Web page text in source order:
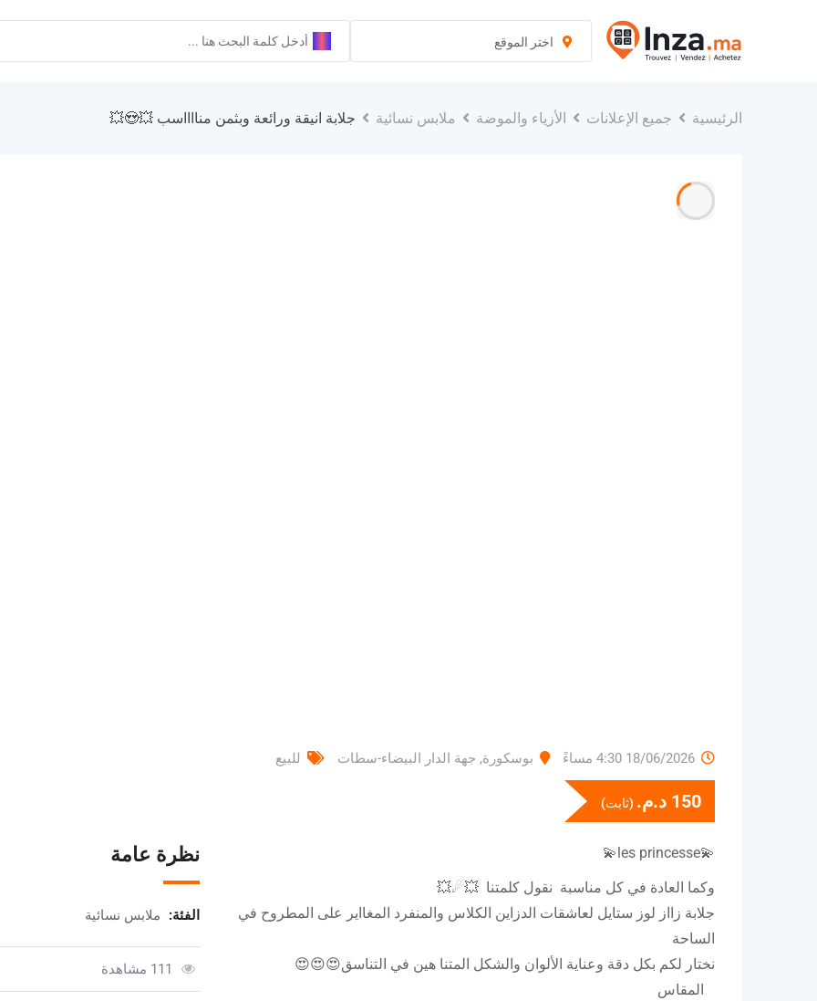
اختر الموقع
الرئيسية جميع الإعلانات الأزياء والموضة ملابس نسائية جلابة انيقة ورائعة وبثمن منااااسب 💥😍💥
18/06/2026 4:30 مساءً بوسكورة, جهة الدار البيضاء-سطات للبيع
150 د.م. (ثابت)
💫les princesse💫
وكما العادة في كل مناسبة نقول كلمتنا 💥☄💥
جلابة زااز لوز ستايل لعاشقات الدزاين الكلاس والمنفرد المغااير على المطروح في
الساحة
نختار لكم بكل دقة وعناية الألوان والشكل المتنا هين في التناسق😍😍😍
المقاس
نظرة عامة
الفئة: ملابس نسائية
111 مشاهدة